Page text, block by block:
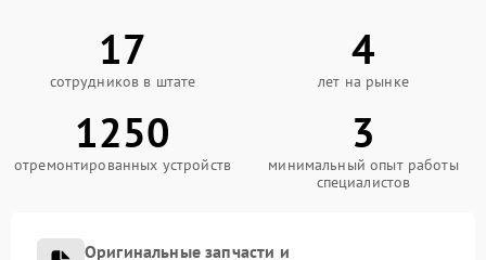
17
сотрудников в штате
4
лет на рынке
1250
отремонтированных устройств
3
минимальный опыт работы
специалистов
Оригинальные запчасти и